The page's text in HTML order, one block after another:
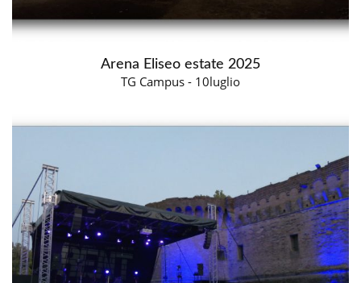
Arena Eliseo estate 2025
TG Campus - 10luglio